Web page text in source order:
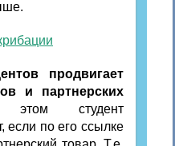
продвигает
и партнерских
студент
если по его ссылке